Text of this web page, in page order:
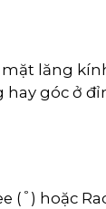
lăng
hay góc ở
(° ) hoặc